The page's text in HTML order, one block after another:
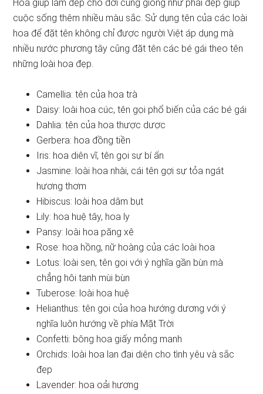
Hoa giúp làm đẹp cho đời cũng giống như phái đẹp giúp
cuộc sống thêm nhiều màu sắc. Sử dụng tên của các loài
hoa để đặt tên không chỉ được người Việt áp dụng mà
nhiều nước phương tây cũng đặt tên các bé gái theo tên
những loài hoa đẹp.
Camellia: tên của hoa trà
Daisy: loài hoa cúc, tên gọi phổ biến của các bé gái
Dahlia: tên của hoa thược dược
Gerbera: hoa đồng tiền
Iris: hoa diên vĩ, tên gọi sự bí ẩn
Jasmine: loài hoa nhài, cái tên gợi sự tỏa ngát
hương thơm
Hibiscus: loài hoa dâm bụt
Lily: hoa huệ tây, hoa ly
Pansy: loài hoa păng xê
Rose: hoa hồng, nữ hoàng của các loài hoa
Lotus: loài sen, tên gọi với ý nghĩa gần bùn mà
chẳng hôi tanh mùi bùn
Tuberose: loài hoa huệ
Helianthus: tên gọi của hoa hướng dương với ý
nghĩa luôn hướng về phía Mặt Trời
Confetti: bông hoa giấy mỏng manh
Orchids: loài hoa lan đại diện cho tình yêu và sắc
đẹp
Lavender: hoa oải hương